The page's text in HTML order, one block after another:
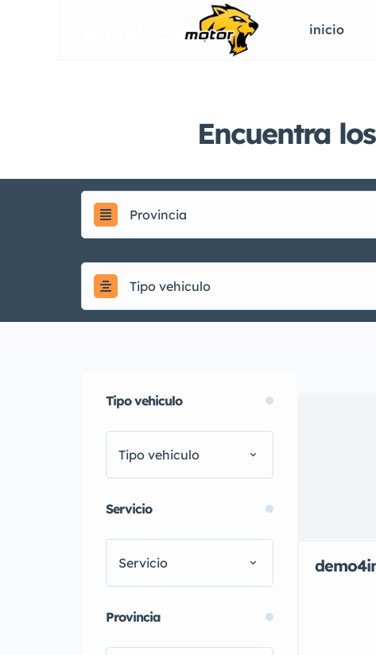
inicio
Encuentra
Provincia
Tipo vehiculo
Tipo vehiculo
Tipo vehiculo
Servicio
Servicio
Provincia